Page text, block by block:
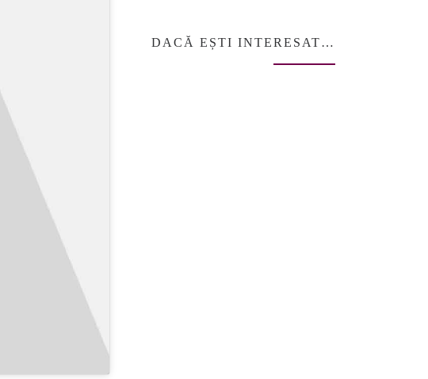
DACĂ EȘTI INTERESAT…